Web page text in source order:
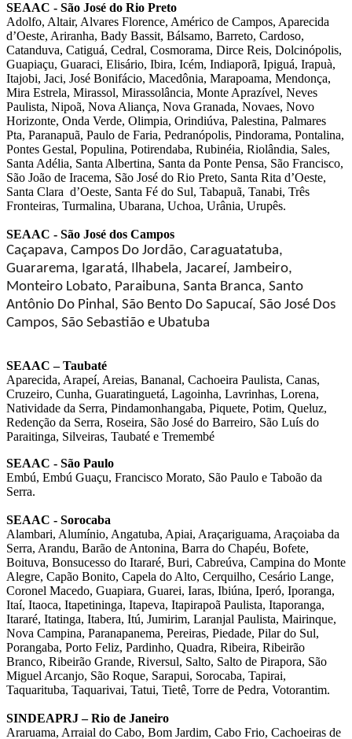
SEAAC - São José do Rio Preto
Adolfo, Altair, Alvares Florence, Américo de Campos, Aparecida
d’Oeste, Ariranha, Bady Bassit, Bálsamo, Barreto, Cardoso,
Catanduva, Catiguá, Cedral, Cosmorama, Dirce Reis, Dolcinópolis,
Guapiaçu, Guaraci, Elisário, Ibira, Icém, Indiaporã, Ipiguá, Irapuà,
Itajobi, Jaci, José Bonifácio, Macedônia, Marapoama, Mendonça,
Mira Estrela, Mirassol, Mirassolância, Monte Aprazível, Neves
Paulista, Nipoã, Nova Aliança, Nova Granada, Novaes, Novo
Horizonte, Onda Verde, Olimpia, Orindiúva, Palestina, Palmares
Pta, Paranapuã, Paulo de Faria, Pedranópolis, Pindorama, Pontalina,
Pontes Gestal, Populina, Potirendaba, Rubinéia, Riolândia, Sales,
Santa Adélia, Santa Albertina, Santa da Ponte Pensa, São Francisco,
São João de Iracema, São José do Rio Preto, Santa Rita d’Oeste,
Santa Clara d’Oeste, Santa Fé do Sul, Tabapuã, Tanabi, Três
Fronteiras, Turmalina, Ubarana, Uchoa, Urânia, Urupês.
SEAAC - São José dos Campos
Caçapava, Campos Do Jordão, Caraguatatuba,
Guararema, Igaratá, Ilhabela, Jacareí, Jambeiro,
Monteiro Lobato, Paraibuna, Santa Branca, Santo
Antônio Do Pinhal, São Bento Do Sapucaí, São José Dos
Campos, São Sebastião e Ubatuba
SEAAC – Taubaté
Aparecida, Arapeí, Areias, Bananal, Cachoeira Paulista, Canas,
Cruzeiro, Cunha, Guaratinguetá, Lagoinha, Lavrinhas, Lorena,
Natividade da Serra, Pindamonhangaba, Piquete, Potim, Queluz,
Redenção da Serra, Roseira, São José do Barreiro, São Luís do
Paraitinga, Silveiras, Taubaté e Tremembé
SEAAC - São Paulo
Embú, Embú Guaçu, Francisco Morato, São Paulo e Taboão da
Serra.
SEAAC - Sorocaba
Alambari, Alumínio, Angatuba, Apiai, Araçariguama, Araçoiaba da
Serra, Arandu, Barão de Antonina, Barra do Chapéu, Bofete,
Boituva, Bonsucesso do Itararé, Buri, Cabreúva, Campina do Monte
Alegre, Capão Bonito, Capela do Alto, Cerquilho, Cesário Lange,
Coronel Macedo, Guapiara, Guarei, Iaras, Ibiúna, Iperó, Iporanga,
Itaí, Itaoca, Itapetininga, Itapeva, Itapirapoã Paulista, Itaporanga,
Itararé, Itatinga, Itabera, Itú, Jumirim, Laranjal Paulista, Mairinque,
Nova Campina, Paranapanema, Pereiras, Piedade, Pilar do Sul,
Porangaba, Porto Feliz, Pardinho, Quadra, Ribeira, Ribeirão
Branco, Ribeirão Grande, Riversul, Salto, Salto de Pirapora, São
Miguel Arcanjo, São Roque, Sarapui, Sorocaba, Tapirai,
Taquarituba, Taquarivai, Tatui, Tietê, Torre de Pedra, Votorantim.
SINDEAPRJ – Rio de Janeiro
Araruama, Arraial do Cabo, Bom Jardim, Cabo Frio, Cachoeiras de